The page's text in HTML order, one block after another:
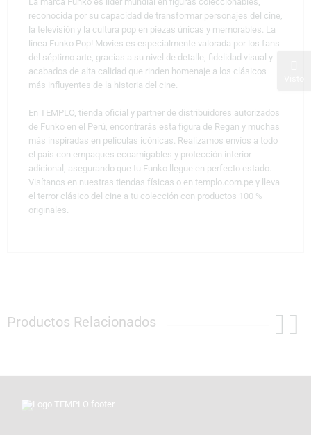
reconocida por su capacidad de transformar personajes del cine,
la televisión y la cultura pop en piezas únicas y memorables. La
línea Funko Pop! Movies es especialmente valorada por los fans
del séptimo arte, gracias a su nivel de detalle, fidelidad visual y
acabados de alta calidad que rinden homenaje a los clásicos
más influyentes de la historia del cine.
En TEMPLO, tienda oficial y partner de distribuidores autorizados
de Funko en el Perú, encontrarás esta figura de Regan y muchas
más inspiradas en películas icónicas. Realizamos envíos a todo
el país con empaques ecoamigables y protección interior
adicional, asegurando que tu Funko llegue en perfecto estado.
Visítanos en nuestras tiendas físicas o en templo.com.pe y lleva
el terror clásico del cine a tu colección con productos 100 %
originales.
Productos Relacionados